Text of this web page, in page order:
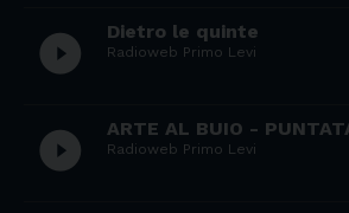
play_circle_filled Dietro le quinte
Radioweb Primo Levi
play_circle_filled ARTE AL BUIO -
Radioweb Primo Levi